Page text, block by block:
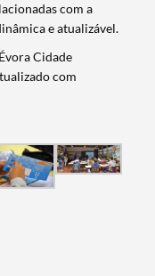
com a
e atualizável.
Cidade
com